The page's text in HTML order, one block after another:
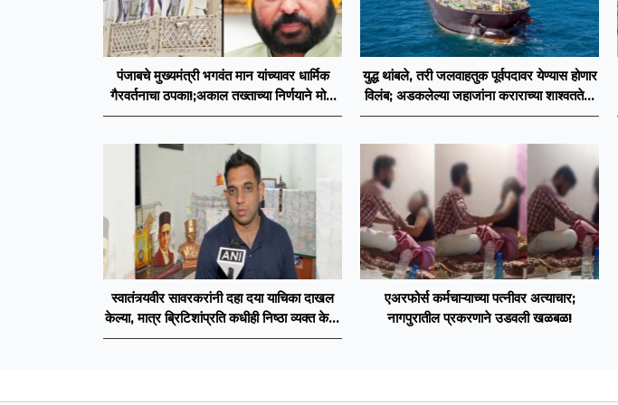
पंजाबचे मुख्यमंत्री भगवंत मान यांच्यावर धार्मिक
गैरवर्तनाचा ठपका!;अकाल तख्ताच्या निर्णयाने मोठी
खळबळ
युद्ध थांबले, तरी जलवाहतुक पूर्वपदावर येण्यास होणार
विलंब; अडकलेल्या जहाजांना कराराच्या शाश्वततेची
चिंता.
स्वातंत्र्यवीर सावरकरांनी दहा दया याचिका दाखल
केल्या, मात्र ब्रिटिशांप्रति कधीही निष्ठा व्यक्त केली
नाही’! पणतू सात्यकी सावरकर यांनी न्यायालयात
एअरफोर्स कर्मचाऱ्याच्या पत्नीवर अत्याचार;
नागपुरातील प्रकरणाने उडवली खळबळ!